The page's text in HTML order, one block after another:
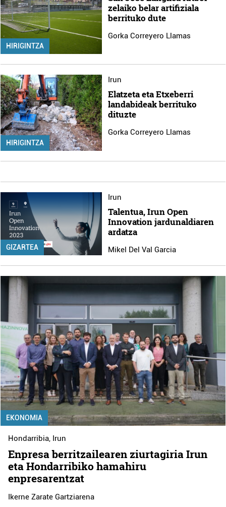
HIRIGINTZA
zelaiko belar artifiziala
berrituko dute
Gorka Correyero Llamas
HIRIGINTZA
Irun
Elatzeta eta Etxeberri
landabideak berrituko
dituzte
Gorka Correyero Llamas
GIZARTEA
Irun
Talentua, Irun Open
Innovation jardunaldiaren
ardatza
Mikel Del Val Garcia
EKONOMIA
Hondarribia, Irun
Enpresa berritzailearen ziurtagiria Irun
eta Hondarribiko hamahiru
enpresarentzat
Ikerne Zarate Gartziarena